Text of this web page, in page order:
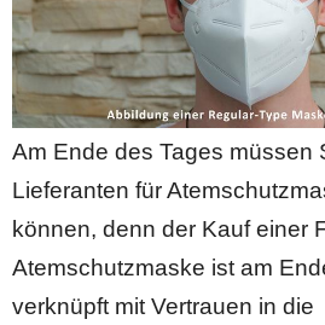
Am Ende des Tages müssen
Lieferanten für
können, denn der Kauf einer
Atemschutzmaske ist am
verknüpft mit Vertrauen in die